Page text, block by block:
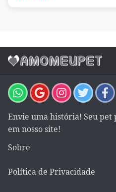
Envie uma história! Seu
em nosso site!
Sobre
Política de Privacidade